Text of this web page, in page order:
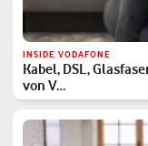
INSIDE VODAFONE
Kabel, DSL,
von V…